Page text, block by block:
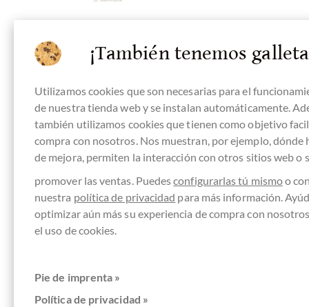
2012 und auf (fast) allen Erdteilen und in vielen
Regionen. Inzwischen sind die International Chocolate
Das ist es, was den globalen Erfolg der International
Chocolate Awards ausmacht: Während in Europa z.B.
Asien z.B. Algen/Tang oben in der Beliebtheit; während in
Europa gerne auch Käse verarbeitet wird, ist
Schimmelkäse in Amerika verboten und in Asien
Produkten und Vorlieben auskennen und diese von der
Qualität beurteilen können. Das hat kein anderer Award
¡También tenemos
Utilizamos cookies que son necesarias para el
de nuestra tienda web y se instalan automáticamente.
también utilizamos cookies que tienen como objetivo
compra con nosotros. Nos muestran, por ejemplo, dónde
de mejora, permiten la interacción con otros sitios web o
promover las ventas. Puedesconfigurarlas tú mismoo
nuestra política de privacidad para más información.
optimizar aún más su experiencia de compra con
el uso de cookies.
Pie de imprenta »
Política de privacidad »